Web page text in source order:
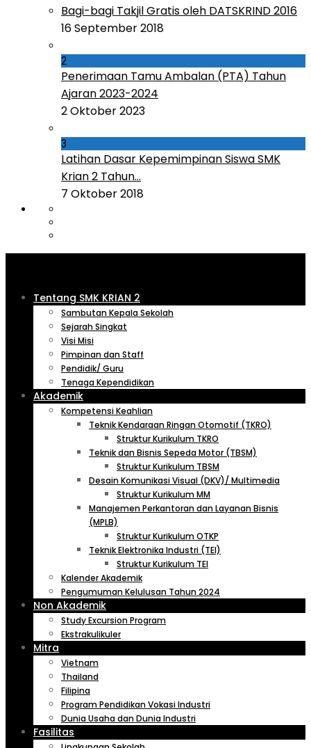
Bagi-bagi Takjil Gratis oleh DATSKRIND 2016
16 September 2018
2
Penerimaan Tamu Ambalan (PTA) Tahun
Ajaran 2023-2024
2 Oktober 2023
3
Latihan Dasar Kepemimpinan Siswa SMK
Krian 2 Tahun...
7 Oktober 2018
Tentang SMK KRIAN 2
Sambutan Kepala Sekolah
Sejarah Singkat
Visi Misi
Pimpinan dan Staff
Pendidik/ Guru
Tenaga Kependidikan
Akademik
Kompetensi Keahlian
Teknik Kendaraan Ringan Otomotif (TKRO)
Struktur Kurikulum TKRO
Teknik dan Bisnis Sepeda Motor (TBSM)
Struktur Kurikulum TBSM
Desain Komunikasi Visual (DKV)/ Multimedia
Struktur Kurikulum MM
Manajemen Perkantoran dan Layanan Bisnis
(MPLB)
Struktur Kurikulum OTKP
Teknik Elektronika Industri (TEI)
Struktur Kurikulum TEI
Kalender Akademik
Pengumuman Kelulusan Tahun 2024
Non Akademik
Study Excursion Program
Ekstrakulikuler
Mitra
Vietnam
Thailand
Filipina
Program Pendidikan Vokasi Industri
Dunia Usaha dan Dunia Industri
Fasilitas